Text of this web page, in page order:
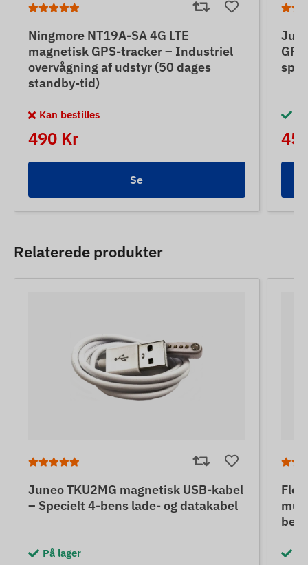
Ningmore NT19A-SA 4G LTE
magnetisk GPS-tracker – Industriel
overvågning af udstyr (50 dages
standby-tid)
Kan bestilles
490 Kr
Se
Relaterede produkter
Juneo TKU2MG magnetisk USB-kabel
– Specielt 4-bens lade- og datakabel
På lager